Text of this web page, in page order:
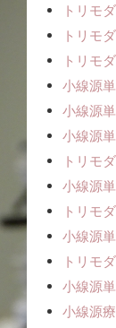
トリモ
トリモ
トリモ
小線源
小線源
小線源
トリモ
小線源
トリモ
小線源
トリモ
小線源
小線源